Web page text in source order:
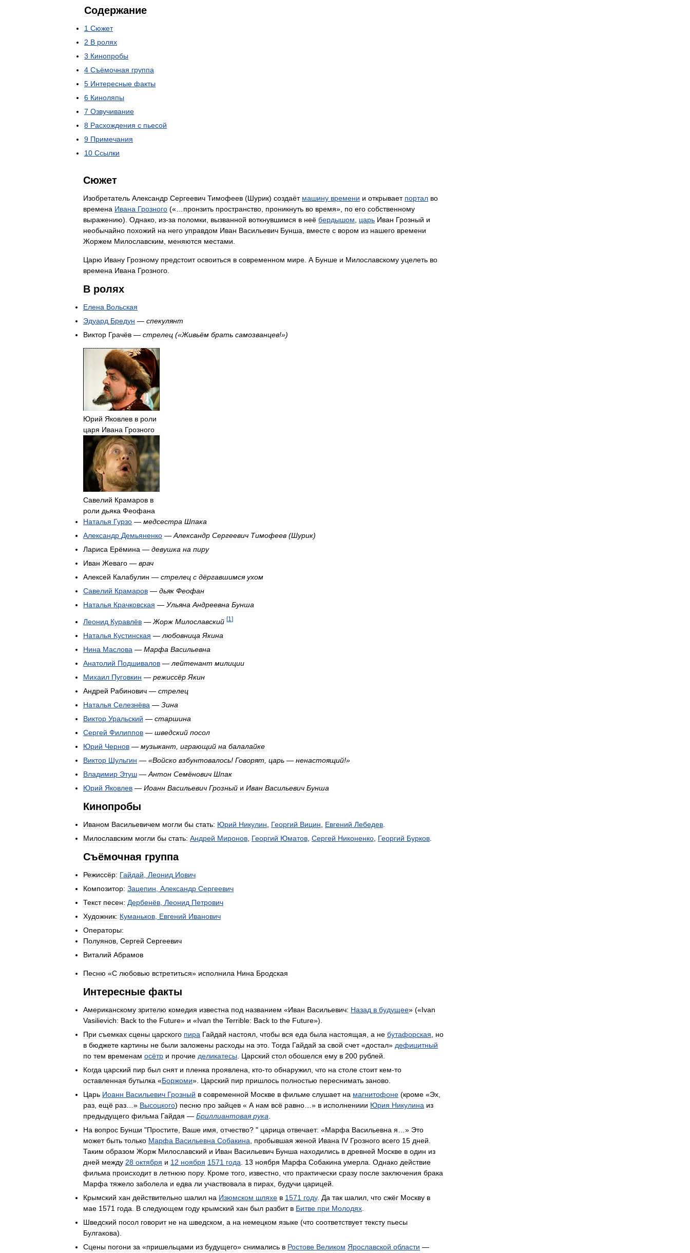
Содержание
1 Сюжет
2 В ролях
3 Кинопробы
4 Съёмочная группа
5 Интересные факты
6 Киноляпы
7 Озвучивание
8 Расхождения с пьесой
9 Примечания
10 Ссылки
Сюжет
Изобретатель Александр Сергеевич Тимофеев (Шурик) создаёт машину времени и открывает портал во
времена Ивана Грозного («… пронзить пространство проникнуть во время», по его собственному
выражению). Однако из-за поломки вызванной воткнувшимся в неё бердышом царь Иван Грозный и
необычайно похожий на него управдом Иван Васильевич Бунша вместе с вором из нашего времени
Жоржем Милославским меняются местами
Царю Ивану Грозному предстоит освоиться в современном мире А Бунше и Милославскому уцелеть во
времена Ивана Грозного
В ролях
Елена Вольская
Эдуард Бредун — спекулянт
Виктор Грачёв — стрелец («Живьём брать самозванцев!»)
Юрий Яковлев в роли
царя Ивана Грозного
Савелий Крамаров в
роли дьяка Феофана
Наталья Гурзо — медсестра Шпака
Александр Демьяненко —Александр Сергеевич Тимофеев (Шурик)
Лариса Ерёмина — девушка на пиру
Иван Жеваго — врач
Алексей Калабулин — стрелец с дёргавшимся ухом
Савелий Крамаров — дьяк Феофан
Наталья Крачковская — Ульяна Андреевна Бунша
Леонид Куравлёв — Жорж Милославский [1 ]
Наталья Кустинская — любовница Якина
Нина Маслова — Марфа Васильевна
Анатолий Подшивалов — лейтенант милиции
Михаил Пуговкин — режиссёр Якин
Андрей Рабинович — стрелец
Наталья Селезнёва — Зина
Виктор Уральский — старшина
Сергей Филиппов — шведский посол
Юрий Чернов — музыкант играющий на балалайке
Виктор Шульгин — «Войско взбунтовалось! Говорят царь — ненастоящий!»
Владимир Этуш — Антон Семёнович Шпак
Юрий Яковлев — Иоанн Васильевич Грозный и Иван Васильевич Бунша
Кинопробы
Иваном Васильевичем могли бы стать: Юрий Никулин Георгий Вицин Евгений Лебедев
Милославским могли бы стать: Андрей Миронов Георгий Юматов Сергей Никоненко Георгий Бурков
Съёмочная группа
Режиссёр: Гайдай Леонид Иович
Композитор: Зацепин Александр Сергеевич
Текст песен: Дербенёв Леонид Петрович
Художник: Куманьков Евгений Иванович
Операторы:
Полуянов Сергей Сергеевич
Виталий Абрамов
Песню «С любовью встретиться» исполнила Нина Бродская
Интересные факты
Американскому зрителю комедия известна под названием «Иван Васильевич: Назад в будущее» («Ivan
Vasilievich: Back to the Future» и «Ivan the Terrible: Back to the Future»).
При съемках сцены царского пира Гайдай настоял чтобы вся еда была настоящая а не бутафорская
но
в бюджете картины не были заложены расходы на это Тогда Гайдай за свой счет«достал» дефицитный
по тем временам осётр и прочие деликатесы Царский стол обошелся ему в 200 рублей
Когда царский пир был снят и пленка проявлена кто-то обнаружил что на столе стоит кем-то
оставленная бутылка «Боржоми». Царский пир пришлось полностью переснимать заново
Царь Иоанн Васильевич Грозный в современной Москве в фильме слушает на магнитофоне (кроме «Эх
раз ещё раз …» Высоцкого) песню про зайцев « А нам всё равно …» в исполнениии Юрия Никулина из
предыдущего фильма Гайдая — Бриллиантовая рука
На вопрос Бунши "Простите Ваше имя отчество? " царица отвечает: «Марфа Васильевна я …» Это
может быть только Марфа Васильевна Собакина пробывшая женой Ивана IV Грозного всего 15 дней
Таким образом Жорж Милославский и Иван Васильевич Бунша находились в древней Москве в один из
дней между 28 октября и 12 ноября 1571 года 13 ноября Марфа Собакина умерла Однако действие
фильма происходит в летнюю пору. Кроме того известно что практически сразу после заключения брака
Марфа тяжело заболела и едва ли участвовала в пирах будучи царицей
Крымский хан действительно шалил на Изюмском шляхе в 1571 году. Да так шалил что сжёг Москву в
мае 1571 года В следующем году крымский хан был разбит в Битве при Молодях
Шведский посол говорит не на шведском а на немецком языке (что соответствует тексту пьесы
Булгакова).
Сцены погони за «пришельцами из будущего» снимались в Ростове Великом Ярославской области —